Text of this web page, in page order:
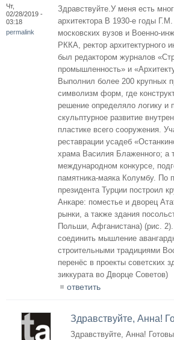
Чт,
02/28/2019 -
03:18
permalink
Здравствуйте.У меня есть
архитектора В 1930-е годы
московских вузов и Военно-
РККА, ректор архитектурного
был редактором журналов
промышленность» и
Выполнил более 200 крупных
символизм форм, где
решение определяло логику и
скульптурное развитие
пластике всего сооружения.
реставрации усадеб
храма Василия Блаженного; а
международном конкурсе,
памятника-маяка Колумбу. По
президента Турции построил
Анкаре: поместье и дворец
рынки, а также здания
Польши, Афганистана) (рис.
соединить мышление
строительными традициями
перенёс в проекты советских
зиккурата во Дворце Советов)
ответить
Здравствуйте, Анна!
Здравствуйте, Анна!